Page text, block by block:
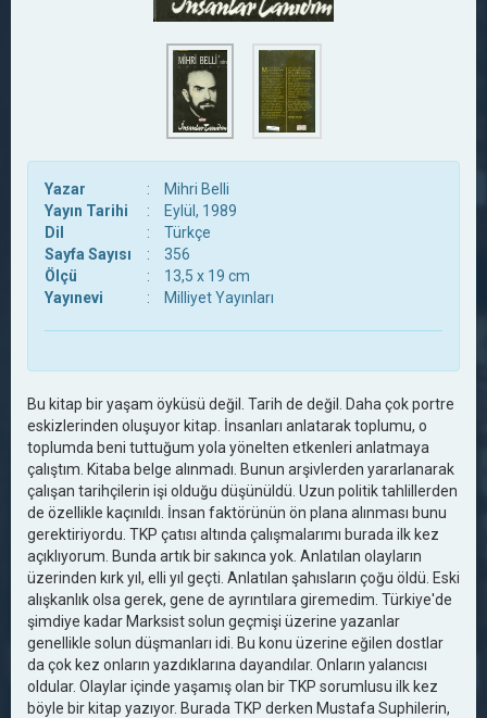
Yazar :
Mihri Belli
Yayın Tarihi
:
Eylül, 1989
Dil
:
Türkçe
Sayfa Sayısı
:
356
Ölçü
:
13,5 x 19 cm
Yayınevi
: Milliyet Yayınları
Bu kitap bir yaşam öyküsü değil. Tarih de değil. Daha çok portre
eskizlerinden oluşuyor kitap. İnsanları anlatarak toplumu, o
toplumda beni tuttuğum yola yönelten etkenleri anlatmaya
çalıştım. Kitaba belge alınmadı. Bunun arşivlerden yararlanarak
çalışan tarihçilerin işi olduğu düşünüldü. Uzun politik tahlillerden
de özellikle kaçınıldı. İnsan faktörünün ön plana alınması bunu
gerektiriyordu. TKP çatısı altında çalışmalarımı burada ilk kez
açıklıyorum. Bunda artık bir sakınca yok. Anlatılan olayların
üzerinden kırk yıl, elli yıl geçti. Anlatılan şahısların çoğu öldü. Eski
alışkanlık olsa gerek, gene de ayrıntılara giremedim. Türkiye'de
şimdiye kadar Marksist solun geçmişi üzerine yazanlar
genellikle solun düşmanları idi. Bu konu üzerine eğilen dostlar
da çok kez onların yazdıklarına dayandılar. Onların yalancısı
oldular. Olaylar içinde yaşamış olan bir TKP sorumlusu ilk kez
böyle bir kitap yazıyor. Burada TKP derken Mustafa Suphilerin,